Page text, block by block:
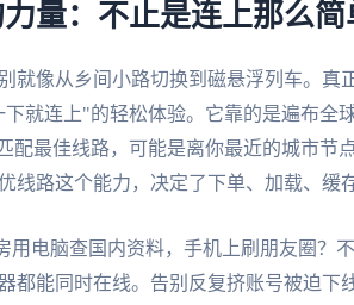
量：不止是连上那么简
就像从乡间小路切换到磁悬浮列车。真
就连上"的轻松体验。它靠的是遍布全
配最佳线路，可能是离你最近的城市节
线路这个能力，决定了下单、加载、缓
用电脑查国内资料，手机上刷朋友圈？
都能同时在线。告别反复挤账号被迫下